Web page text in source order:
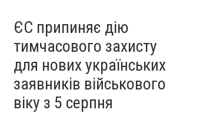
ЄС припиняє дію
тимчасового захисту
для нових українських
заявників військового
віку з 5 серпня